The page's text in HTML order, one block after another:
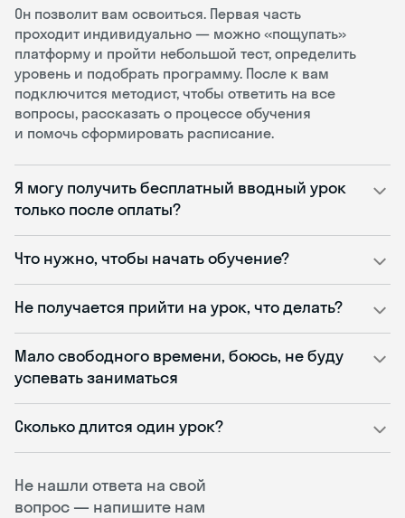
Не нашли ответа на свой
вопрос — напишите нам
Он позволит вам освоиться. Первая часть
проходит индивидуально — можно «пощупать»
платформу и пройти небольшой тест, определить
уровень и подобрать программу. После к вам
подключится методист, чтобы ответить на все
вопросы, рассказать о процессе обучения
и помочь сформировать расписание.
Я могу получить бесплатный вводный урок
только после оплаты?
Что нужно, чтобы начать обучение?
Не получается прийти на урок, что делать?
Мало свободного времени, боюсь, не буду
успевать заниматься
Сколько длится один урок?